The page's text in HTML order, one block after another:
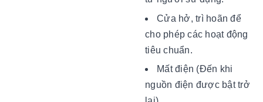
Cửa hở, trì hoãn để
cho phép các hoạt động
tiêu chuẩn.
Mất điện (Đến khi
nguồn điện được bật trở